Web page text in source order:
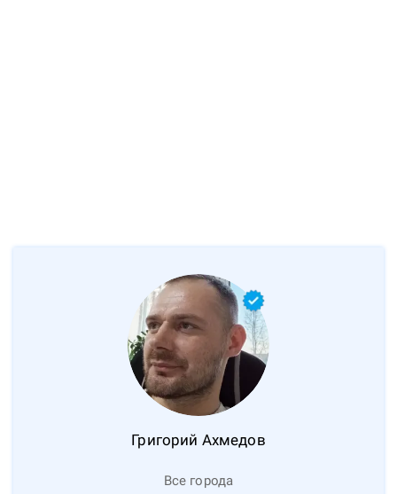
Григорий Ахмедов
Все города